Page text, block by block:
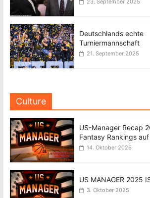
Deutschlands echte
Turniermannschaft
21. September 2025
Culture
US-Manager Recap
Fantasy Rankings
14. Oktober 2025
US MANAGER 2025
3. Oktober 2025